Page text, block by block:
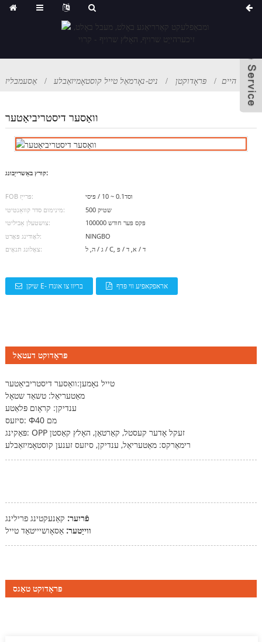
היים פּראָדוקטן ניט-נאָרמאַל טייל קוסטאָמיזאַבלע אַסעמבליז
וואַסער דיסטריביאַטער
קורץ באַשרייַבונג:
FOB פּרייַז:
וסד0.1 ~ 10 / פּיסי
מינימום סדר קוואַנטיטי:
500 שטיק
צושטעלן אַביליטי:
100000 פּקס פּער חודש
לאָודינג פּאָרט:
NINGBO
צאָלונג תּנאָים:
ג / ה, ל / C, ד / א, ד / פּ
שיקן E- בריוו צו אונדז אראפקאפיע ווי פּדף
פּראָדוקט דעטאַל
טייל נאָמען:וואַסער דיסטריביאַטער
מאַטעריאַל: טשאַד שטאָל
ענדיקן: קראָום פּלאַטע
סיזעס: Φ40 מם
פּאַקינג: OPP זעקל אָדער קעסטל, קאַרטאַן, האָלץ קאַסטן
רימאַרקס: מאַטעריאַל, ענדיקן, סיזעס זענען קוסטאָמיזאַבלע
פֿריִער: קאַנעקטינג פרילינג
ווייַטער: אַסאָושיייטאַד טייל
פּראָדוקט טאַגס